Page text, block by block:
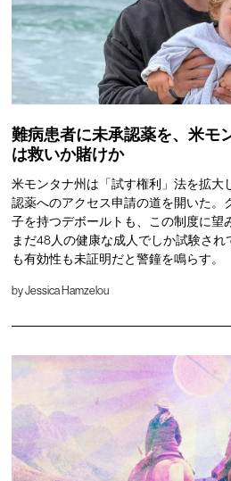
難病患者に未承認薬を、米モ
は救いか賭けか
米モンタナ州は「試す権利」法を拡大
認薬へのアクセス申請の道を開いた。
子を持つデボールトも、この制度に望
まだ48人の健康な成人でしか試験さ
も有効性も未証明だと警鐘を鳴らす。
byJessica Hamzelou